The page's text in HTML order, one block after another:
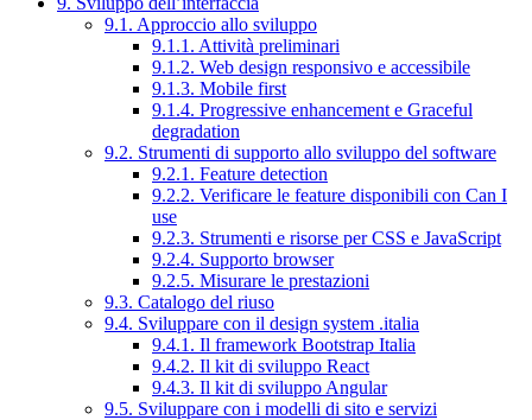
9.1. Approccio allo sviluppo
9.1.1. Attività preliminari
9.1.2. Web design responsivo e accessibile
9.1.3. Mobile first
9.1.4. Progressive enhancement e Graceful
degradation
9.2. Strumenti di supporto allo sviluppo del software
9.2.1. Feature detection
9.2.2. Verificare le feature disponibili con Can I
use
9.2.3. Strumenti e risorse per CSS e JavaScript
9.2.4. Supporto browser
9.2.5. Misurare le prestazioni
9.3. Catalogo del riuso
9.4. Sviluppare con il design system .italia
9.4.1. Il framework Bootstrap Italia
9.4.2. Il kit di sviluppo React
9.4.3. Il kit di sviluppo Angular
9.5. Sviluppare con i modelli di sito e servizi